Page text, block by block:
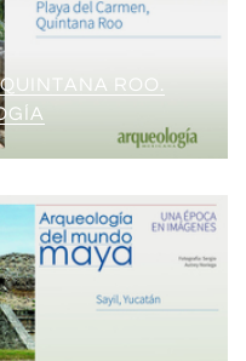
ROO.